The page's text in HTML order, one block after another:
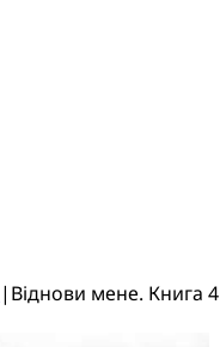
| Віднови мене. Книга 4